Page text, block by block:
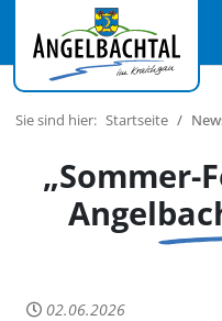
Sie sind hier: Startseite
„Sommer-
02.06.2026